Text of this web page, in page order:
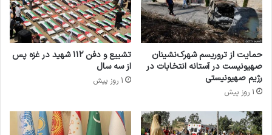
میان حماس و رژیم صهیونیستی، در نوار غزه
آتش‌بس برقرار شد اما ارتش این رژیم از بامداد
سه‌شنبه ۲۸ اسفند ۱۴۰۳ با نقض مفاد آتش‌بس
تجاوزهای نظامی خود به نوار غزه را از سر گرفت.
آمبولانس حقوق بشر غزه
حمایت از تروریسم شهرک‌نشینان
صهیونیست در آستانه انتخابات در
رژیم صهیونیستی
1 روز پیش
تشییع و دفن ۱۱۲ شهید در غزه پس
از سه سال
1 روز پیش